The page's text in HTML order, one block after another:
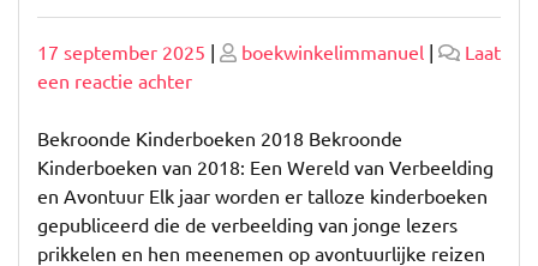
Geplaatst
op
17 september 2025 | Geplaatst
boekwinkelimmanuel |
Laat
een reactie achterop
de
Magie
van
Bekroonde
Kinderboeken
Bekroonde Kinderboeken 2018 Bekroonde
Kinderboeken van 2018: Een Wereld van Verbeelding
en Avontuur Elk jaar worden er talloze kinderboeken
gepubliceerd die de verbeelding van jonge lezers
prikkelen en hen meenemen op avontuurlijke reizen